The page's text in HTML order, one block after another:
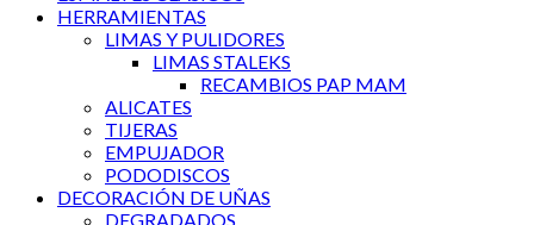
HERRAMIENTAS
LIMAS Y PULIDORES
LIMAS STALEKS
RECAMBIOS PAP MAM
ALICATES
TIJERAS
EMPUJADOR
PODODISCOS
DECORACIÓN DE UÑAS
DEGRADADOS